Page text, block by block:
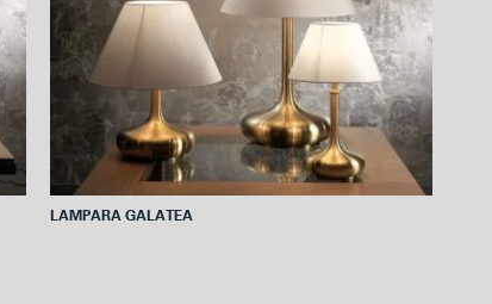
LAMPARA GALATEA